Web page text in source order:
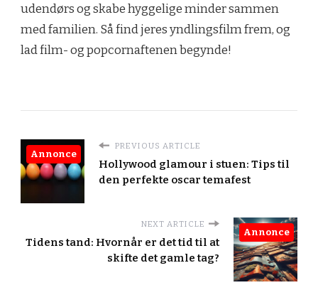
udendørs og skabe hyggelige minder sammen
med familien. Så find jeres yndlingsfilm frem, og
lad film- og popcornaftenen begynde!
PREVIOUS ARTICLE
Hollywood glamour i stuen: Tips til
den perfekte oscar temafest
Annonce
NEXT ARTICLE
Tidens tand: Hvornår er det tid til at
skifte det gamle tag?
Annonce